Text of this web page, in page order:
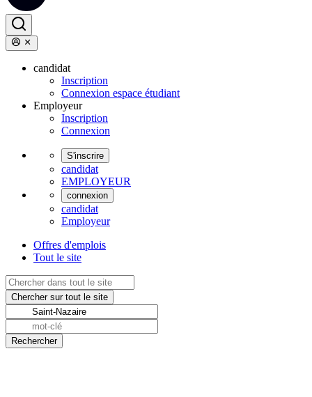
candidat
Inscription
Connexion espace étudiant
Employeur
Inscription
Connexion
S'inscrire
candidat
EMPLOYEUR
connexion
candidat
Employeur
Offres d'emplois
Tout le site